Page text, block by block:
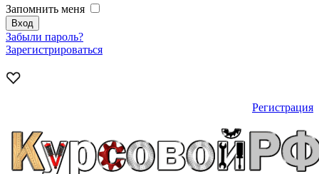
Запомнить меня
Забыли пароль?
Зарегистрироваться
Регистрация